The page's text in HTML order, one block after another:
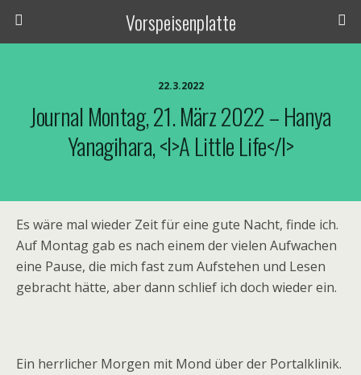
Vorspeisenplatte
22.3.2022
Journal Montag, 21. März 2022 – Hanya
Yanagihara, <i>A Little Life</i>
Es wäre mal wieder Zeit für eine gute Nacht, finde ich.
Auf Montag gab es nach einem der vielen Aufwachen
eine Pause, die mich fast zum Aufstehen und Lesen
gebracht hätte, aber dann schlief ich doch wieder ein.
Ein herrlicher Morgen mit Mond über der Portalklinik.